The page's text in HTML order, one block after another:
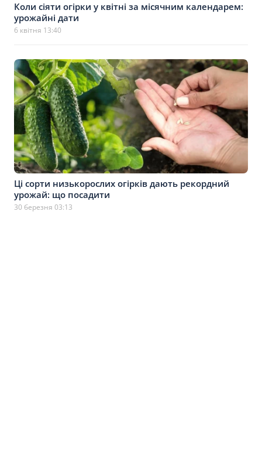
Коли сіяти огірки у квітні за місячним календарем:
урожайні дати
6 квітня 13:40
Ці сорти низькорослих огірків дають рекордний
урожай: що посадити
30 березня 03:13